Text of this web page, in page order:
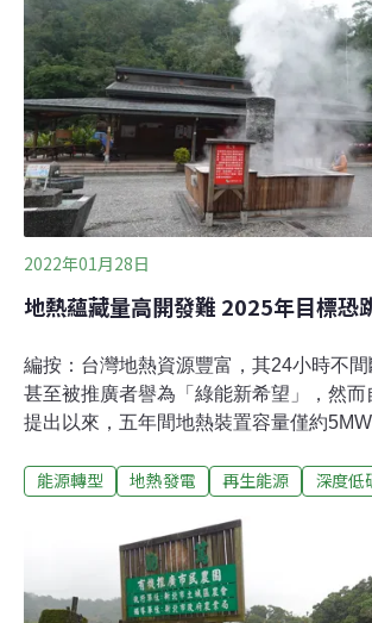
垢與酸蝕等諸多問題，都關係到能否如期
「很冷」的台灣地熱發展，究竟能否回
望？殺頭生意有人做，虧本生意無人做
賺，風險再高也不怕，但地熱發電業者
一定帶來高報酬。
2022年01月28日
地熱蘊藏量高開發難 2025年目標恐
編按：台灣地熱資源豐富，其24小時不間
甚至被推廣者譽為「綠能新希望」，然
提出以來，五年間地熱裝置容量僅約
訊中心》透過系列報導爬梳背後原因，上
卻步；下篇則盤點地熱開發後逐年衰減的
垢與酸蝕等諸多問題，都關係到能否如期
「很冷」的台灣地熱發展，究竟能否回血
能源轉型 地熱發電 再生能源 深度低